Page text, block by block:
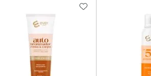
ADICIONAR AOS